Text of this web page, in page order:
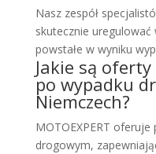
Nasz zespół
skutecznie
powstałe w wyniku
Jakie są
po wypadku
Niemczech?
MOTOEXPERT
drogowym,